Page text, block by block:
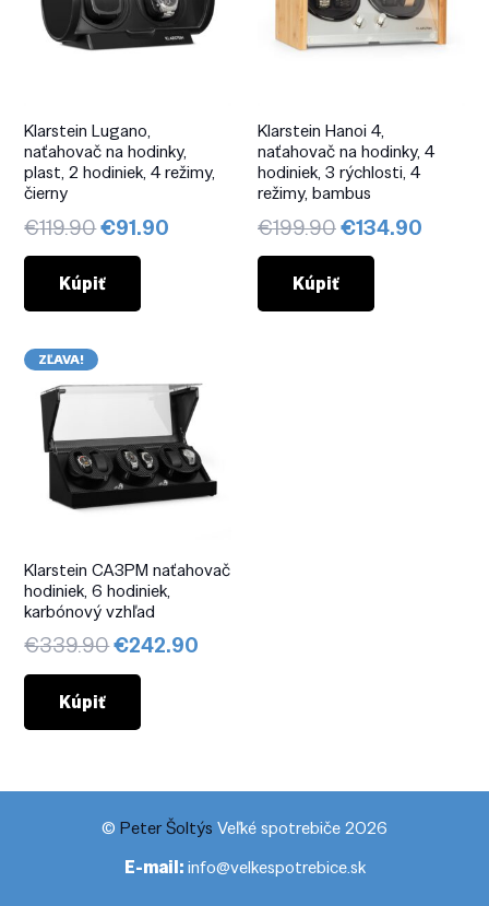
Klarstein Lugano,
naťahovač na hodinky,
plast, 2 hodiniek, 4 režimy,
čierny
€119.90Pôvodná
cena
bola:
€119.90.
€91.90
Kúpiť
Klarstein Hanoi 4,
naťahovač na hodinky, 4
hodiniek, 3 rýchlosti, 4
režimy, bambus
€199.90Pôvodná
cena
€199.90.
€134.90
Kúpiť
ZĽAVA!
Klarstein CA3PM naťahovač
hodiniek, 6 hodiniek,
karbónový vzhľad
€339.90Pôvodná
cena
€339.90.
€242.90
Kúpiť
© Peter Šoltýs Veľké spotrebiče 2026
E-mail:info@velkespotrebice.sk